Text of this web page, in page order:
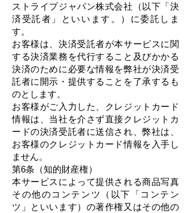
ストライプジャパン株式会社（以下「決
済受託者」といいます。）に委託しま
す。
お客様は、決済受託者が本サービスに関
する決済業務を代行すること及びかかる
決済のために必要な情報を弊社が決済受
託者に開示・提供することを了承するも
のとします。
お客様がご入力した、クレジットカード
情報は、当社を介さず直接クレジットカ
ードの決済受託者に送信され、弊社は、
お客様のクレジットカード情報を入手し
ません。
第6条（知的財産権）
本サービスによって提供される商品写真
その他のコンテンツ（以下「コンテン
ツ」といいます）の著作権又はその他の